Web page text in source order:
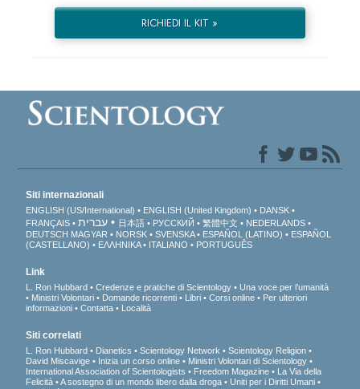
RICHIEDI IL KIT »
Siti internazionali
ENGLISH (US/International) ENGLISH (United Kingdom)
DANSK
FRANÇAIS
עברית 日本語 РУССКИЙ 繁體中文
NEDERLANDS
DEUTSCH MAGYAR NORSK SVENSKA ESPAÑOL (LATINO)
ESPAÑOL
(CASTELLANO)
ΕΛΛΗΝΙΚA ITALIANO PORTUGUÊS
Link
L. Ron Hubbard Credenze e pratiche di Scientology
Una voce per l’umanità
Ministri Volontari
Domande ricorrenti Libri Corsi online
Per ulteriori
informazioni
Contatta Località
Siti correlati
L. Ron Hubbard Dianetics Scientology Network
Scientology Religion
David Miscavige
Inizia un corso online
Ministri Volontari di Scientology
International Association of Scientologists
Freedom Magazine
La Via della
Felicità
A sostegno di un mondo libero dalla droga
Uniti per i Diritti Umani